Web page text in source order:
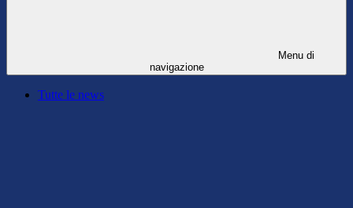
Menu di
navigazione
Tutte le news